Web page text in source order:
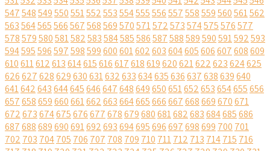
547548549550551552553554555556557558559560561562
563564565566567568569570571572573574575576577
578579580581582583584585586587588589590591592593
594595596597598599600601602603604605606607608609
610611612613614615616617618619620621622623624625
626627628629630631632633634635636637638639640
641642643644645646647648649650651652653654655656
657658659660661662663664665666667668669670671
672673674675676677678679680681682683684685686
687688689690691692693694695696697698699 700 701
702 703 704705 706 707 708 709 710 711712 713 714715 716